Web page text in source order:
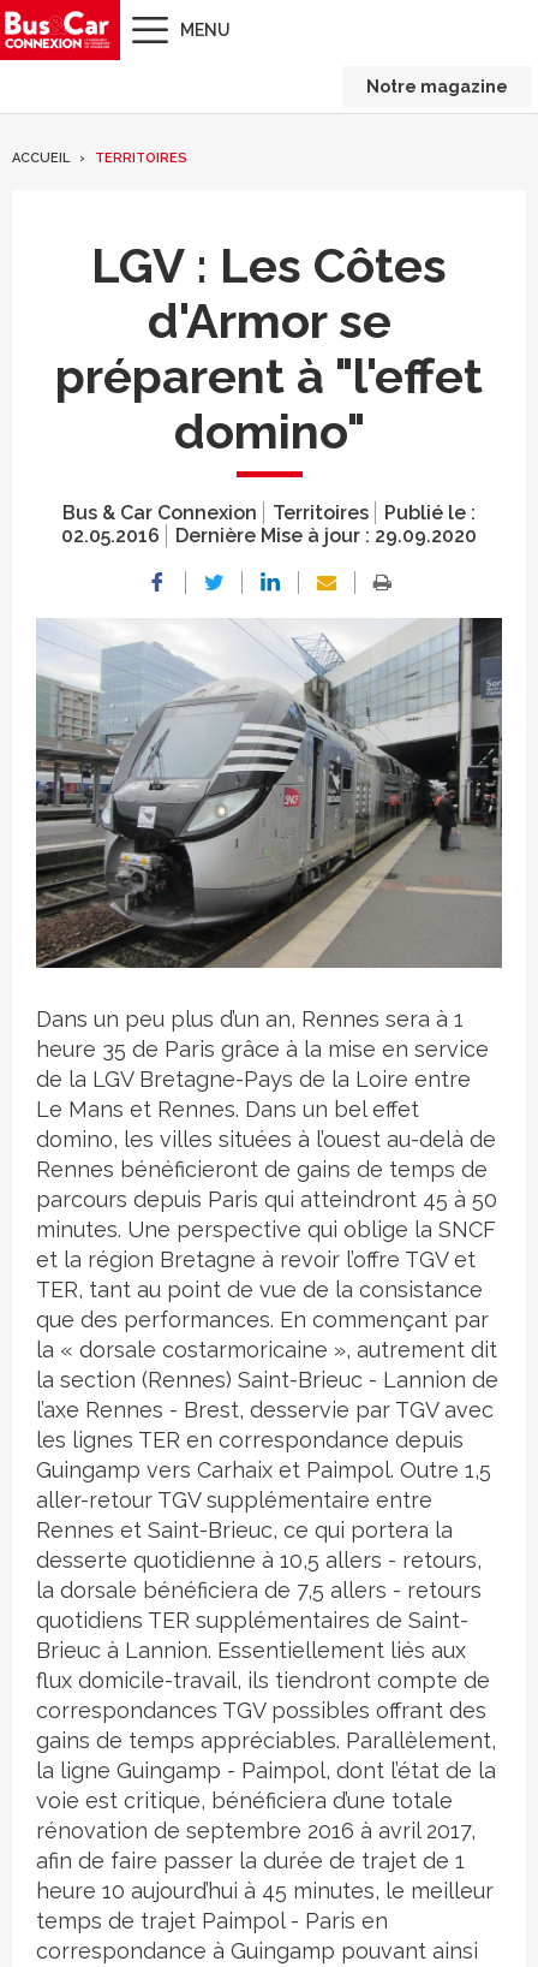
MENU
Notre magazine
ACCUEIL TERRITOIRES
LGV : Les Côtes
d'Armor se
préparent à "l'effet
domino"
Bus & Car Connexion Territoires
Publié le :
02.05.2016
Dernière Mise à jour : 29.09.2020
Crédit photo
Dans un peu plus d’un an, Rennes sera à 1
heure 35 de Paris grâce à la mise en service
de la LGV Bretagne-Pays de la Loire entre
Le Mans et Rennes. Dans un bel effet
domino, les villes situées à l’ouest au-delà de
Rennes bénéficieront de gains de temps de
parcours depuis Paris qui atteindront 45 à 50
minutes. Une perspective qui oblige la SNCF
et la région Bretagne à revoir l’offre TGV et
TER, tant au point de vue de la consistance
que des performances. En commençant par
la « dorsale costarmoricaine », autrement dit
la section (Rennes) Saint-Brieuc - Lannion de
l’axe Rennes - Brest, desservie par TGV avec
les lignes TER en correspondance depuis
Guingamp vers Carhaix et Paimpol. Outre 1,5
aller-retour TGV supplémentaire entre
Rennes et Saint-Brieuc, ce qui portera la
desserte quotidienne à 10,5 allers - retours,
la dorsale bénéficiera de 7,5 allers - retours
quotidiens TER supplémentaires de Saint-
Brieuc à Lannion. Essentiellement liés aux
flux domicile-travail, ils tiendront compte de
correspondances TGV possibles offrant des
gains de temps appréciables. Parallèlement,
la ligne Guingamp - Paimpol, dont l’état de la
voie est critique, bénéficiera d’une totale
rénovation de septembre 2016 à avril 2017,
afin de faire passer la durée de trajet de 1
heure 10 aujourd’hui à 45 minutes, le meilleur
temps de trajet Paimpol - Paris en
correspondance à Guingamp pouvant ainsi